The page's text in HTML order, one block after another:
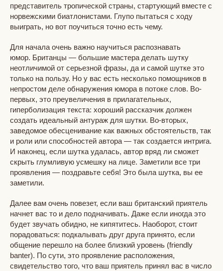
представитель тропической страны, стартующий вместе с
норвежскими биатлонистами. Глупо пытаться с ходу
выиграть, но вот поучиться точно есть чему.
Для начала очень важно научиться распознавать
юмор. Британцы — большие мастера делать шутку
неотличимой от серьезной фразы, да и самой шутке это
только на пользу. Но у вас есть несколько помощников в
непростом деле обнаружения юмора в потоке слов. Во-
первых, это преувеличения в прилагательных,
гиперболизация текста: хороший рассказчик должен
создать идеальный антураж для шутки. Во-вторых,
заведомое обесценивание как важных обстоятельств, так
и роли или способностей автора — так создается интрига.
И наконец, если шутка удалась, автор вряд ли сможет
скрыть глумливую усмешку на лице. Заметили все три
проявления — поздравьте себя! Это была шутка, вы ее
заметили.
Далее вам очень повезет, если ваш британский приятель
начнет вас то и дело подначивать. Даже если иногда это
будет звучать обидно, не кипятитесь. Наоборот, стоит
порадоваться: подкалывать друг друга принято, если
общение перешло на более близкий уровень (friendly
banter). По сути, это проявление расположения,
свидетельство того, что ваш приятель принял вас в число